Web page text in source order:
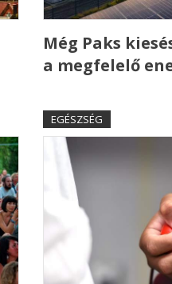
Még Paks
a megfelelő
EGÉSZSÉG